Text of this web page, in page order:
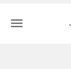
Colombia
menu